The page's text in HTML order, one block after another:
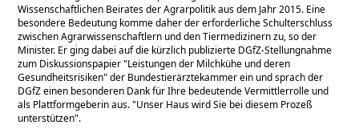
Wissenschaftlichen Beirates der Agrarpolitik aus dem Jahr 2015. Eine
besondere Bedeutung komme daher der erforderliche Schulterschluss
zwischen Agrarwissenschaftlern und den Tiermedizinern zu, so der
Minister. Er ging dabei auf die kürzlich publizierte DGfZ-Stellungnahme
zum Diskussionspapier Leistungen der Milchkühe und deren
Gesundheitsrisiken der Bundestierärztekammer ein und sprach der
DGfZ einen besonderen Dank für Ihre bedeutende Vermittlerrolle und
als Plattformgeberin aus. Unser Haus wird Sie bei diesem Prozeß
unterstützen .